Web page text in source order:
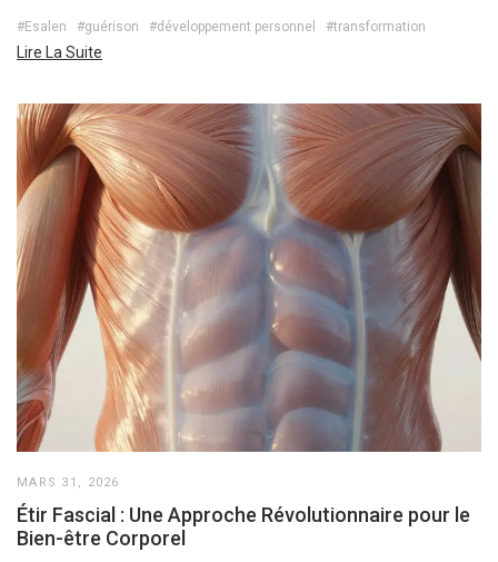
#Esalen #guérison #développement personnel #transformation
Lire La Suite
MARS 31, 2026
Étir Fascial : Une Approche Révolutionnaire pour le
Bien-être Corporel